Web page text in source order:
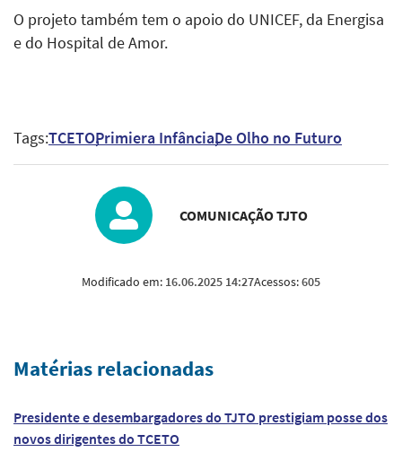
O projeto também tem o apoio do UNICEF, da Energisa
e do Hospital de Amor.
Tags:TCETOPrimiera InfânciaDe Olho no Futuro
COMUNICAÇÃO TJTO
Modificado em: 16.06.2025 14:27Acessos:605
Matérias relacionadas
Presidente e desembargadores do TJTO prestigiam posse dos
novos dirigentes do TCETO